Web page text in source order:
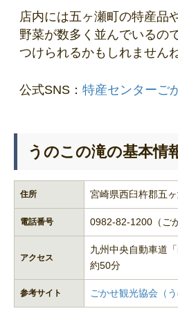
店内には五ヶ瀬町の特産品
野菜が数多く並んでいるの
つけられるかもしれませんね
公式SNS： 特産センターご
うのこの滝の基本情
住所 宮崎県西臼杵郡五
電話番号 0982-82-1200（ご
アクセス
九州中央自動車道
約50分
参考サイト ごかせ観光協会（う